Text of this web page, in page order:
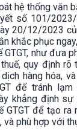
hệ thống văn
số 101/
20/12/2023
khắc phục
GTGT, như đưa
quy định rõ
hàng hóa,
để tránh lạm
khẳng định
GTGT để tạo ra
và phù hợp với